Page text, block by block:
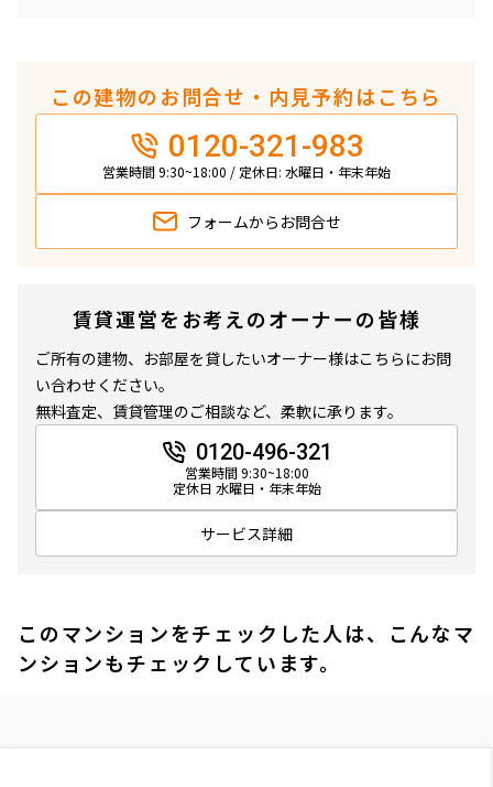
この建物のお問合せ・内見予約はこちら
0120-321-983
営業時間 9:30~18:00 / 定休日: 水曜日・年末年始
フォームから お問合せ
賃貸運営をお考えのオーナーの皆様
ご所有の建物、お部屋を貸したいオーナー様はこちらにお問
い合わせください。
無料査定、賃貸管理のご相談など、柔軟に承ります。
0120-496-321
営業時間 9:30~18:00
定休日 水曜日・年末年始
サービス詳細
このマンションをチェックした人は、こんなマ
ンションもチェックしています。